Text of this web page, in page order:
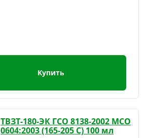
Купить
ТВЗТ-180-ЭК ГСО 8138-2002 МСО
0604:2003 (165-205 С) 100 мл